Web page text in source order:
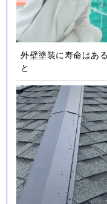
外壁塗装に寿命はあ
と